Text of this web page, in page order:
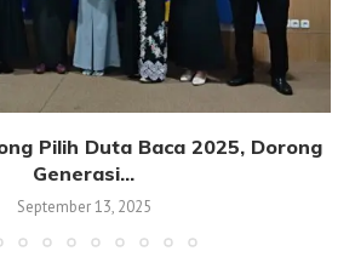
Pilih Duta Baca 2025, Dorong
Generasi...
September 13, 2025